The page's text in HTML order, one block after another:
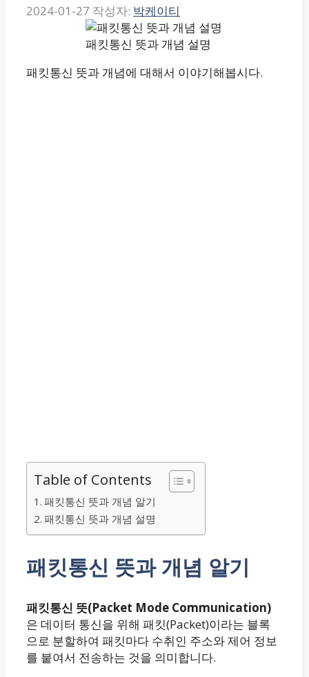
2024-01-27 작성자: 박케이티
패킷통신 뜻과 개념 설명
패킷통신 뜻과 개념에 대해서 이야기해봅시다.
Table of Contents
패킷통신 뜻과 개념 알기
패킷통신 뜻과 개념 설명
패킷통신 뜻과 개념 알기
패킷통신 뜻(Packet Mode Communication)
은 데이터 통신을 위해 패킷(Packet)이라는 블록
으로 분할하여 패킷마다 수취인 주소와 제어 정보
를 붙여서 전송하는 것을 의미합니다.